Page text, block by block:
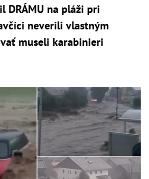
DRÁMU na pláži pri
neverili vlastným
museli karabinieri